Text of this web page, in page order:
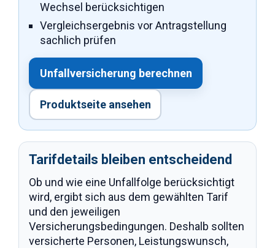
Wechsel berücksichtigen
Vergleichsergebnis vor Antragstellung
sachlich prüfen
Unfallversicherung berechnen
Produktseite ansehen
Tarifdetails bleiben entscheidend
Ob und wie eine Unfallfolge berücksichtigt
wird, ergibt sich aus dem gewählten Tarif
und den jeweiligen
Versicherungsbedingungen. Deshalb sollten
versicherte Personen, Leistungswunsch,